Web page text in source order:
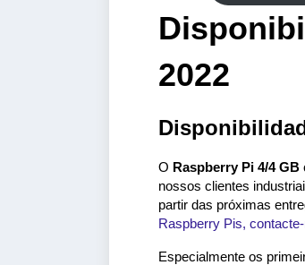
2022
O Raspberry Pi 4/4 GB
nossos clientes
partir das próximas
Raspberry Pis,
Especialmente os